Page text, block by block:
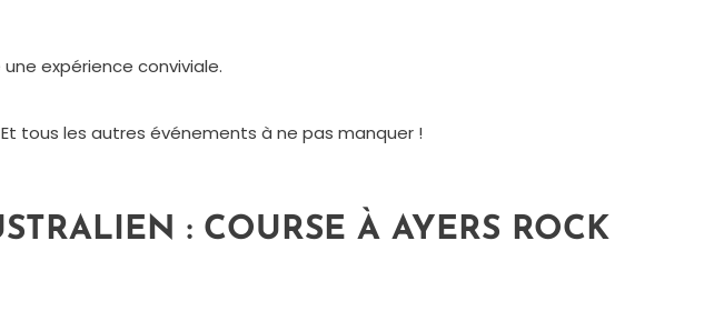
expérience conviviale.
tous les autres événements à ne pas manquer !
: COURSE À AYERS ROCK